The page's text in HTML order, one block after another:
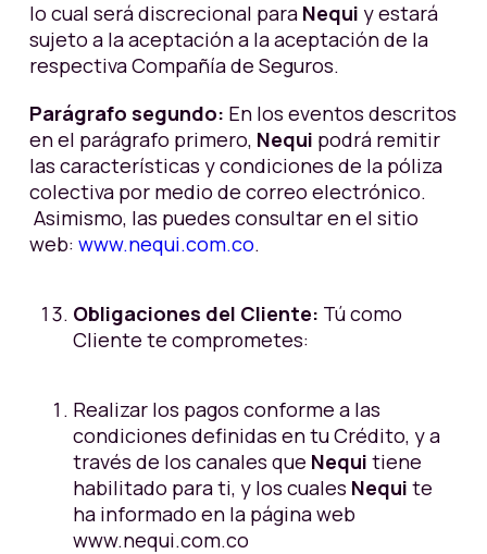
lo cual será discrecional para Nequi y estará
sujeto a la aceptación a la aceptación de la
respectiva Compañía de Seguros.
Parágrafo segundo: En los eventos descritos
en el parágrafo primero, Nequi podrá remitir
las características y condiciones de la póliza
colectiva por medio de correo electrónico.
Asimismo, las puedes consultar en el sitio
web: www.nequi.com.co.
Obligaciones del Cliente: Tú como
Cliente te comprometes:
Realizar los pagos conforme a las
condiciones definidas en tu Crédito, y a
través de los canales que Nequi tiene
habilitado para ti, y los cuales Nequi te
ha informado en la página web
www.nequi.com.co